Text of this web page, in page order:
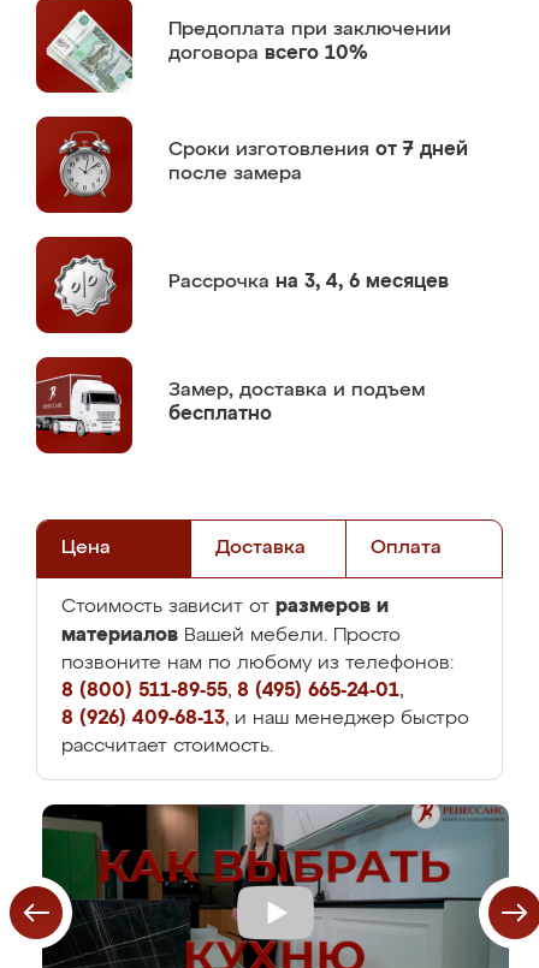
Предоплата при заключении
договора всего 10%
Сроки изготовления от 7 дней
после замера
Рассрочка на 3, 4, 6 месяцев
Замер, доставка и подъем
бесплатно
Цена Доставка Оплата
Стоимость зависит от размеров и
материалов Вашей мебели. Просто
позвоните нам по любому из телефонов:
8 (800) 511-89-55, 8 (495) 665-24-01,
8 (926) 409-68-13, и наш менеджер быстро
рассчитает стоимость.